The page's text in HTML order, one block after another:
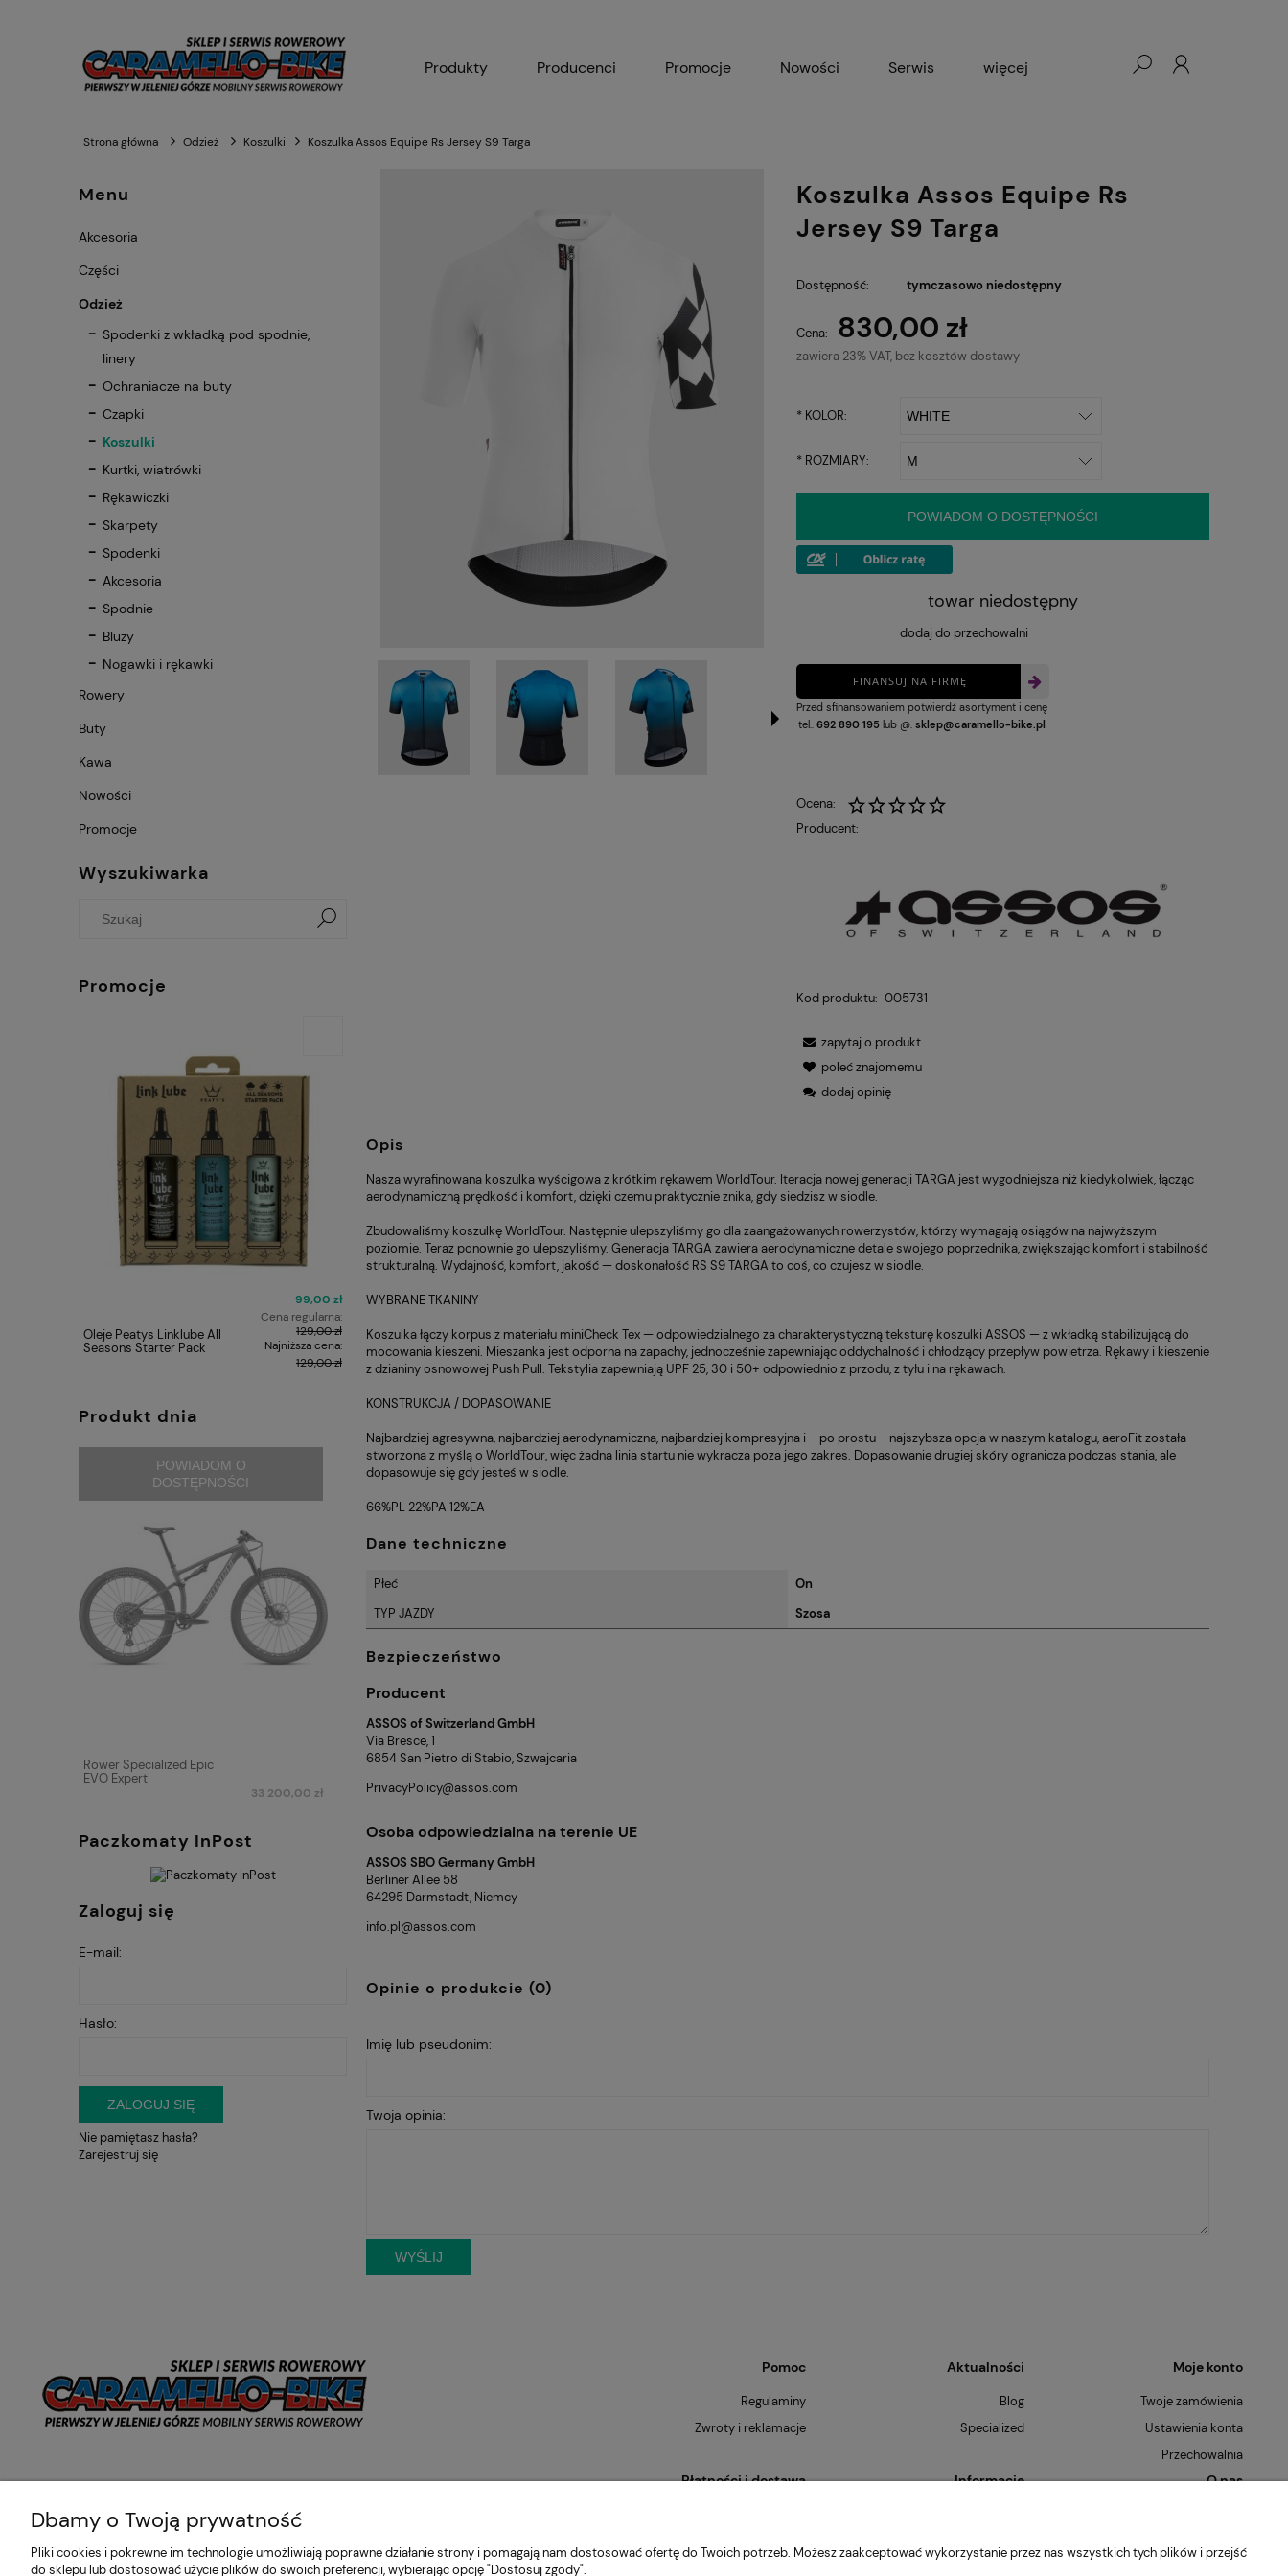
Produkty Producenci Promocje Nowości Serwis więcej
Strona główna Odzież Koszulki Koszulka Assos Equipe Rs Jersey S9 Targa
Menu
Akcesoria
Części
Odzież
Spodenki z wkładką pod spodnie,
linery
Ochraniacze na buty
Czapki
Koszulki
Kurtki, wiatrówki
Rękawiczki
Skarpety
Spodenki
Akcesoria
Spodnie
Bluzy
Nogawki i rękawki
Rowery
Buty
Kawa
Nowości
Promocje
Wyszukiwarka
Promocje
Oleje Peatys Linklube All
Seasons Starter Pack
99,00 zł
Cena regularna:
129,00 zł
Najniższa cena:
129,00 zł
Galaretka Enervit Pre Sport
45g
12,00 zł
Najniższa cena:
Rower Cannondale Jekyll
29 Carbon 2
26 499,00 zł
Najniższa cena:
19 999,00 zł
Baton Enervit Power
Crunchy 40g
12,00 zł
Najniższa cena:
Produkt dnia
Rower Specialized Epic
EVO Expert
33 200,00 zł
POWIADOM O
DOSTĘPNOŚCI
Paczkomaty InPost
Zaloguj się
E-mail:
Hasło:
ZALOGUJ SIĘ
Nie pamiętasz hasła?
Zarejestruj się
Koszulka Assos Equipe Rs
Jersey S9 Targa
Dostępność: tymczasowo niedostępny
Cena: 830,00 zł
zawiera 23% VAT, bez kosztów dostawy
* KOLOR:
* ROZMIARY:
POWIADOM O DOSTĘPNOŚCI
towar niedostępny
dodaj do przechowalni
FINANSUJ NA FIRMĘ
Przed sfinansowaniem potwierdź asortyment i cenę
tel.:692 890 195 lub @:sklep@caramello-bike.pl
Ocena:
Producent:
Kod produktu: 005731
zapytaj o produkt
poleć znajomemu
dodaj opinię
Opis
Nasza wyrafinowana koszulka wyścigowa z krótkim rękawem WorldTour. Iteracja nowej generacji TARGA jest wygodniejsza niż kiedykolwiek, łącząc
aerodynamiczną prędkość i komfort, dzięki czemu praktycznie znika, gdy siedzisz w siodle.
Zbudowaliśmy koszulkę WorldTour. Następnie ulepszyliśmy go dla zaangażowanych rowerzystów, którzy wymagają osiągów na najwyższym
poziomie. Teraz ponownie go ulepszyliśmy. Generacja TARGA zawiera aerodynamiczne detale swojego poprzednika, zwiększając komfort i stabilność
strukturalną. Wydajność, komfort, jakość — doskonałość RS S9 TARGA to coś, co czujesz w siodle.
WYBRANE TKANINY
Koszulka łączy korpus z materiału miniCheck Tex — odpowiedzialnego za charakterystyczną teksturę koszulki ASSOS — z wkładką stabilizującą do
mocowania kieszeni. Mieszanka jest odporna na zapachy, jednocześnie zapewniając oddychalność i chłodzący przepływ powietrza. Rękawy i kieszenie
z dzianiny osnowowej Push Pull. Tekstylia zapewniają UPF 25, 30 i 50+ odpowiednio z przodu, z tyłu i na rękawach.
KONSTRUKCJA / DOPASOWANIE
Najbardziej agresywna, najbardziej aerodynamiczna, najbardziej kompresyjna i – po prostu – najszybsza opcja w naszym katalogu, aeroFit została
stworzona z myślą o WorldTour, więc żadna linia startu nie wykracza poza jego zakres. Dopasowanie drugiej skóry ogranicza podczas stania, ale
dopasowuje się gdy jesteś w siodle.
66%PL 22%PA 12%EA
Dane techniczne
Płeć
On
TYP JAZDY
Szosa
Bezpieczeństwo
Producent
ASSOS of Switzerland GmbH
Via Bresce, 1
6854 San Pietro di Stabio, Szwajcaria
PrivacyPolicy@assos.com
Osoba odpowiedzialna na terenie UE
ASSOS SBO Germany GmbH
Berliner Allee 58
64295 Darmstadt, Niemcy
info.pl@assos.com
Opinie o produkcie (0)
Imię lub pseudonim:
Twoja opinia:
WYŚLIJ
Pomoc
Regulaminy
Zwroty i reklamacje
Aktualności
Blog
Specialized
Moje konto
Twoje zamówienia
Ustawienia konta
Przechowalnia
Płatności i dostawa Informacje O nas
Dbamy o Twoją prywatność
Pliki cookies i pokrewne im technologie umożliwiają poprawne działanie strony i pomagają nam dostosować ofertę do Twoich potrzeb. Możesz zaakceptować wykorzystanie przez nas wszystkich tych plików i przejść
do sklepu lub dostosować użycie plików do swoich preferencji, wybierając opcję "Dostosuj zgody".